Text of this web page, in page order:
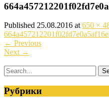
Published 25.08.2016 at 650 ×
← Previous
Next →
Рубрики